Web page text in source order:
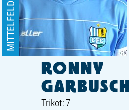
RONNY
MITTELFELD
Trikot: 7